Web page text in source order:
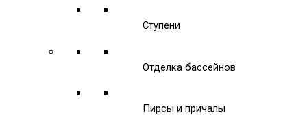
Ступени
Отделка бассейнов
Пирсы и причалы